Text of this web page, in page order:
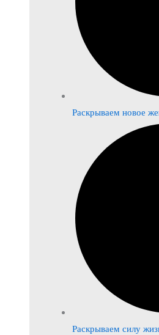
Раскрываем новое
Раскрываем силу